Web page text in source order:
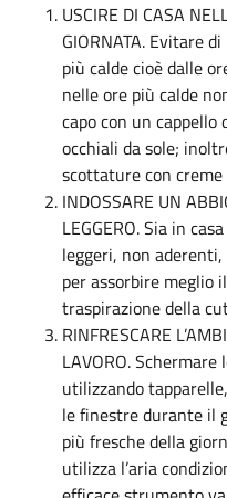
USCIRE DI CASA
GIORNATA. Evitare
più calde cioè dalle
nelle ore più calde
capo con un cappello
occhiali da sole;
scottature con
INDOSSARE UN
LEGGERO. Sia in
leggeri, non
per assorbire meglio
traspirazione della
RINFRESCARE
LAVORO.
utilizzando
le finestre durante il
più fresche della
utilizza l’aria